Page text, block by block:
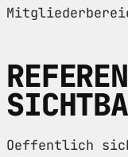
Oeffentlich